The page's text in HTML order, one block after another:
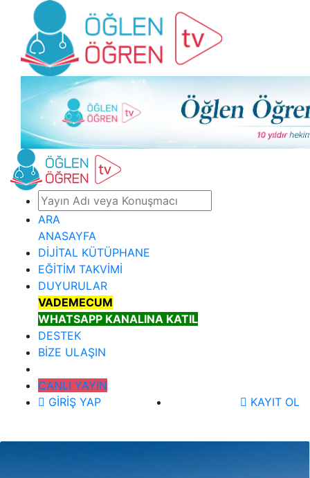
ARA
ANASAYFA
DİJİTAL KÜTÜPHANE
EĞİTİM TAKVİMİ
DUYURULAR
VADEMECUM
WHATSAPP KANALINA KATIL
DESTEK
BİZE ULAŞIN
CANLI YAYIN
GİRİŞ YAP
KAYIT OL